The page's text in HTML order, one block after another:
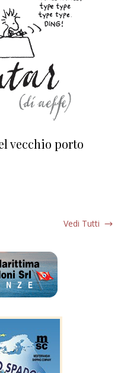
vecchio porto
Vedi Tutti